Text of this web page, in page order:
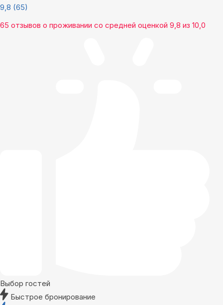
9,8 (65)
65 отзывов о проживании со средней оценкой 9,8 из 10,0
Выбор гостей
Быстрое бронирование